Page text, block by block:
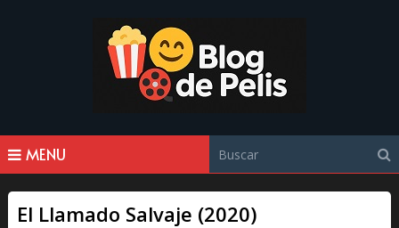
MENU
El Llamado Salvaje (2020)